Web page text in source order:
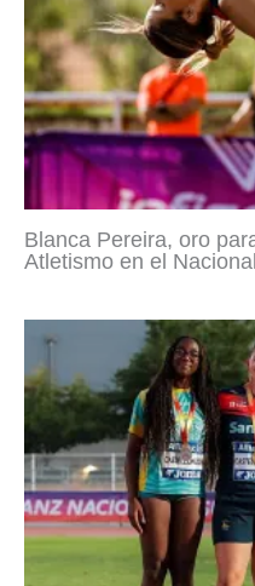
Blanca Pereira, oro
Atletismo en el